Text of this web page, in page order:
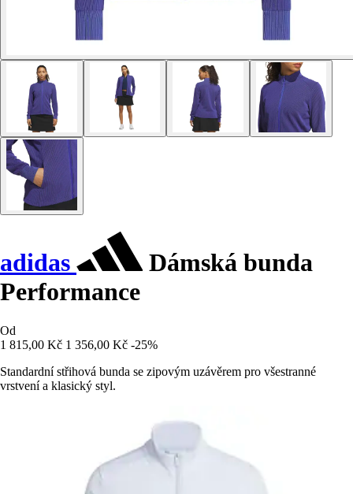
adidas
Dámská bunda
Performance
Od
1 815,00 Kč 1 356,00 Kč -25%
Standardní střihová bunda se zipovým uzávěrem pro všestranné
vrstvení a klasický styl.